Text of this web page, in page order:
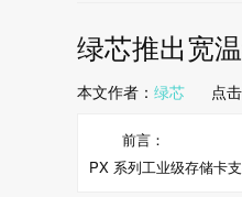
绿芯推出宽
本文作者： 绿芯点击
前言：
PX 系列工业级存储卡